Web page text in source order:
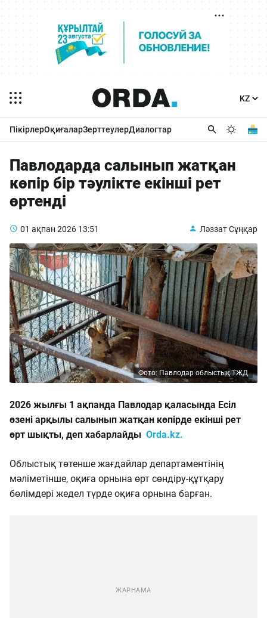
ПікірлерОқиғаларЗерттеулерДиалогтар
Павлодарда салынып жатқан
көпір бір тәулікте екінші рет
өртенді
01 ақпан 2026 13:51 Ләззат Сұңқар
Фото: Павлодар облыстық ТЖД
2026 жылғы 1 ақпанда Павлодар қаласында Есіл
өзені арқылы салынып жатқан көпірде екінші рет
өрт шықты, деп хабарлайды Orda.kz.
Облыстық төтенше жағдайлар департаментінің
мәліметінше, оқиға орнына өрт сөндіру-құтқару
бөлімдері жедел түрде оқиға орнына барған.